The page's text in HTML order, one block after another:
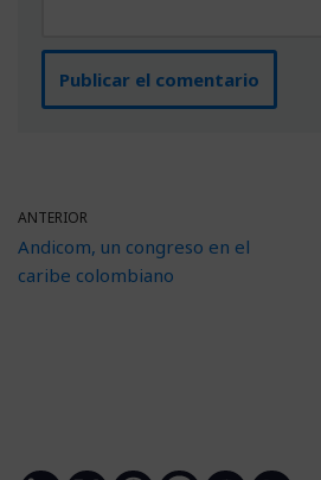
ANTERIOR
Andicom, un congreso en el
caribe colombiano